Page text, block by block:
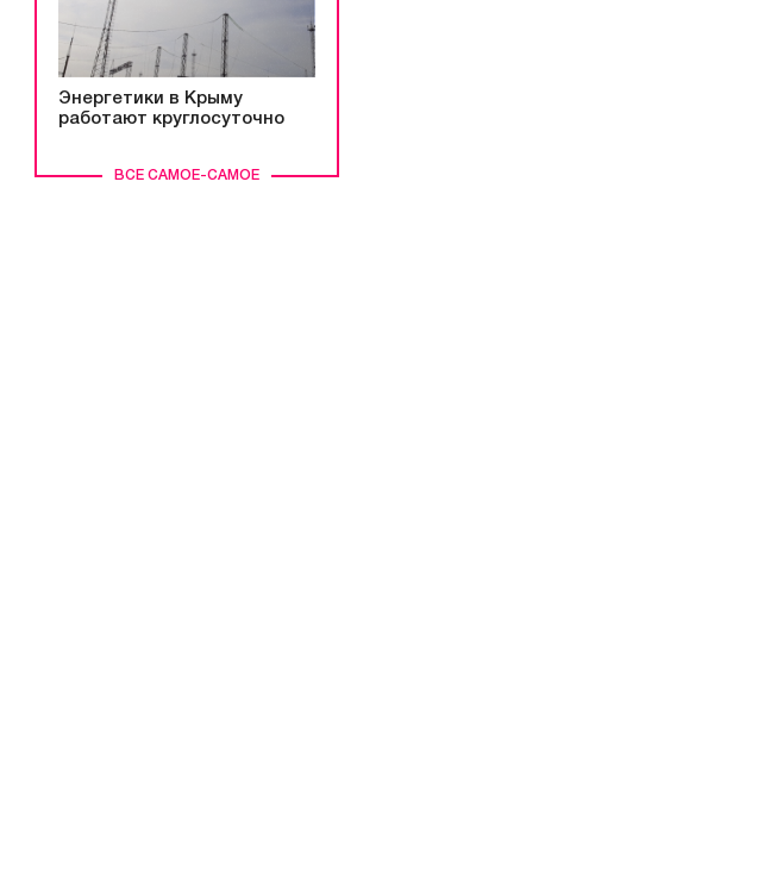
ВСЕ САМОЕ-САМОЕ
Энергетики в Крыму
работают круглосуточно